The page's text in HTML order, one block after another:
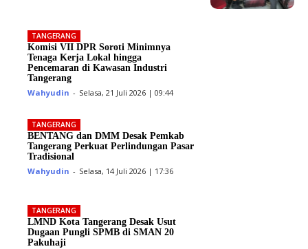
TANGERANG
Komisi VII DPR Soroti Minimnya
Tenaga Kerja Lokal hingga
Pencemaran di Kawasan Industri
Tangerang
Wahyudin - Selasa, 21 Juli 2026 | 09:44
TANGERANG
BENTANG dan DMM Desak Pemkab
Tangerang Perkuat Perlindungan Pasar
Tradisional
Wahyudin - Selasa, 14 Juli 2026 | 17:36
TANGERANG
LMND Kota Tangerang Desak Usut
Dugaan Pungli SPMB di SMAN 20
Pakuhaji